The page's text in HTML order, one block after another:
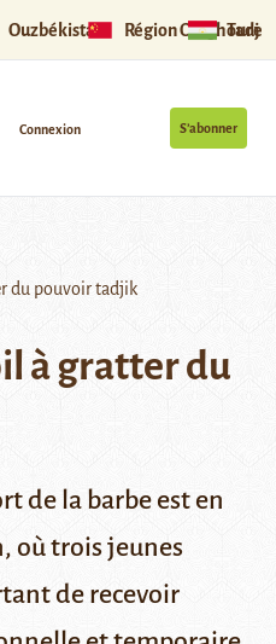
Ouzbékistan Région Ouïghoure
S’abonner
Connexion
du pouvoir tadjik
à gratter du
de la barbe est en
où trois jeunes
de recevoir